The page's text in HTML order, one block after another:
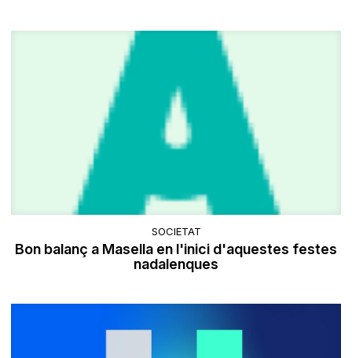
SOCIETAT
Bon balanç a Masella en l'inici d'aquestes festes
nadalenques